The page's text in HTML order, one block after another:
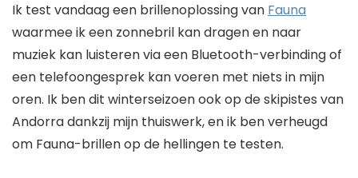
Ik test vandaag een brillenoplossing van Fauna
waarmee ik een zonnebril kan dragen en naar
muziek kan luisteren via een Bluetooth-verbinding of
een telefoongesprek kan voeren met niets in mijn
oren. Ik ben dit winterseizoen ook op de skipistes van
Andorra dankzij mijn thuiswerk, en ik ben verheugd
om Fauna-brillen op de hellingen te testen.